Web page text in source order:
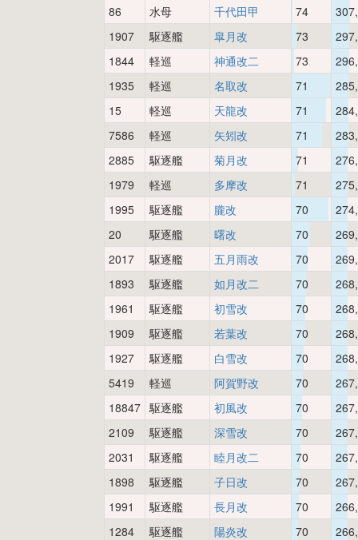
86
水母 千代田甲 74
1907
駆逐艦 皐月改 73
1844
軽巡 神通改二 73
1935
軽巡 名取改 71
15
軽巡 天龍改 71
7586
軽巡 矢矧改 71
2885
駆逐艦 菊月改 71
1979
軽巡 多摩改 71
1995
駆逐艦 朧改 70
20
駆逐艦 曙改 70
2017
駆逐艦 五月雨改 70
1893
駆逐艦 如月改二 70
1961
駆逐艦 初雪改 70
1909
駆逐艦 若葉改 70
1927
駆逐艦 白雪改 70
5419
軽巡 阿賀野改 70
18847 駆逐艦 初風改 70
2109
駆逐艦 深雪改 70
2031
駆逐艦 睦月改二 70
1898
駆逐艦 子日改 70
1991
駆逐艦 長月改 70
1284
駆逐艦 陽炎改 70